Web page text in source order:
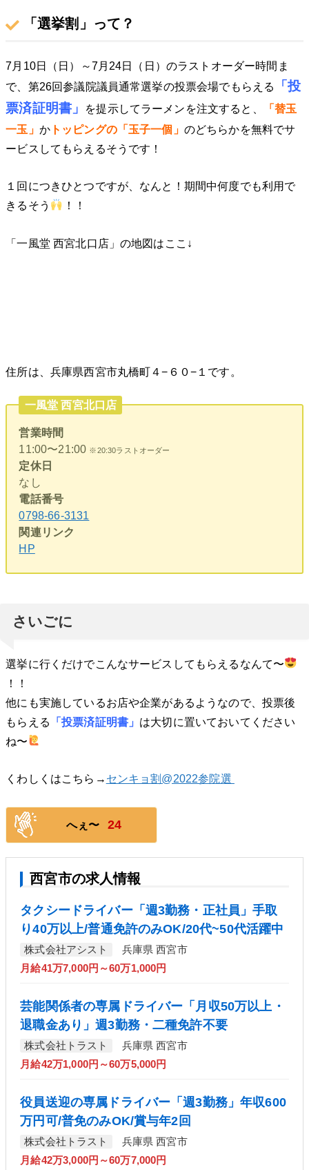
「選挙割」って？
7月10日（日）～7月24日（日）のラストオーダー時間ま
で、第26回参議院議員通常選挙の投票会場でもらえる
「投
票済証明書」
を提示してラーメンを注文すると、
「替玉
一玉」 かトッピングの「玉子一個」 のどちらかを無料でサ
ービスしてもらえるそうです！
１回につきひとつですが、なんと！期間中何度でも利用で
きるそう
！！
「一風堂 西宮北口店」の地図はここ↓
住所は、兵庫県西宮市丸橋町４−６０−１です。
一風堂 西宮北口店
営業時間
11:00〜21:00 ※20:30ラストオーダー
定休日
なし
電話番号
0798-66-3131
関連リンク
HP
さいごに
選挙に行くだけでこんなサービスしてもらえるなんて〜
！！
他にも実施しているお店や企業があるようなので、投票後
もらえる
「投票済証明書」 は大切に置いておいてください
ね〜
くわしくはこちら→ センキョ割@2022参院選
へぇ〜 24
西宮市の求人情報
タクシードライバー「週3勤務・正社員」手取
り40万以上/普通免許のみOK/20代~50代活躍中
株式会社アシスト
兵庫県 西宮市
月給41万7,000円～60万1,000円
芸能関係者の専属ドライバー「月収50万以上・
退職金あり」週3勤務・二種免許不要
株式会社トラスト
兵庫県 西宮市
月給42万1,000円～60万5,000円
役員送迎の専属ドライバー「週3勤務」年収600
万円可/普免のみOK/賞与年2回
株式会社トラスト
兵庫県 西宮市
月給42万3,000円～60万7,000円